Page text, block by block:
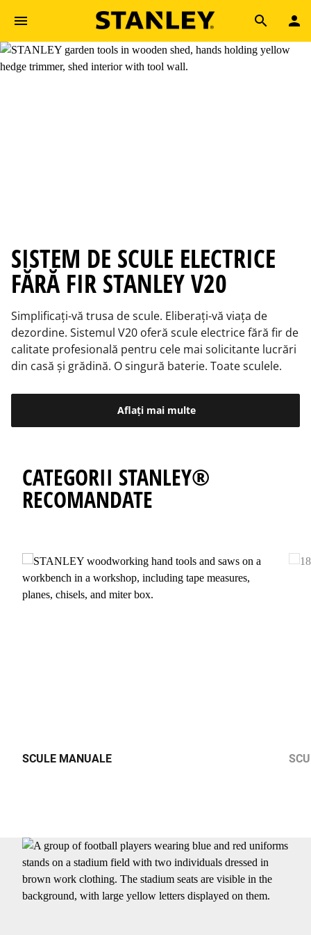
Skip to main content
Search
SISTEM DE SCULE ELECTRICE
FĂRĂ FIR STANLEY V20
Simplificați-vă trusa de scule. Eliberați-vă viața de
dezordine. Sistemul V20 oferă scule electrice fără fir de
calitate profesională pentru cele mai solicitante lucrări
din casă și grădină. O singură baterie. Toate sculele.
Aflați mai multe
CATEGORII STANLEY®
RECOMANDATE
SCULE MANUALE